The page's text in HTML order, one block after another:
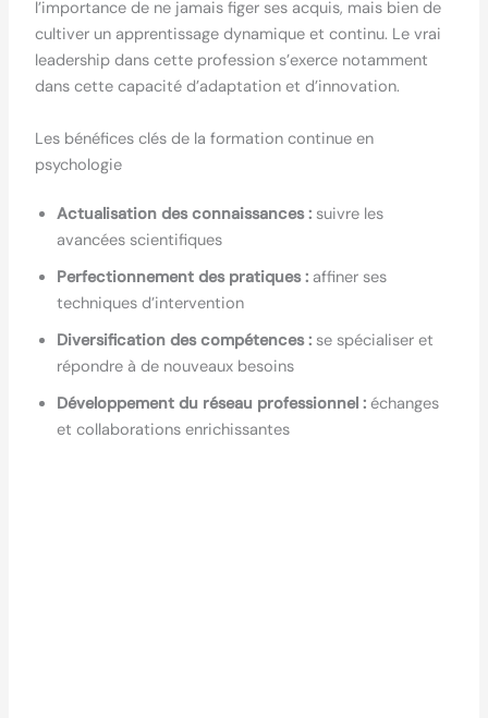
l’importance de ne jamais figer ses acquis, mais bien de
cultiver un apprentissage dynamique et continu. Le vrai
leadership dans cette profession s’exerce notamment
dans cette capacité d’adaptation et d’innovation.
Les bénéfices clés de la formation continue en
psychologie
Actualisation des connaissances :suivre les
avancées scientifiques
Perfectionnement des pratiques :affiner ses
techniques d’intervention
Diversification des compétences :se spécialiser et
répondre à de nouveaux besoins
Développement du réseau professionnel :échanges
et collaborations enrichissantes